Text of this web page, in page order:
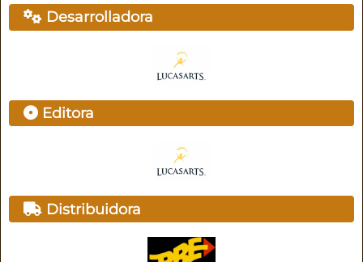
Desarrolladora
Editora
Distribuidora